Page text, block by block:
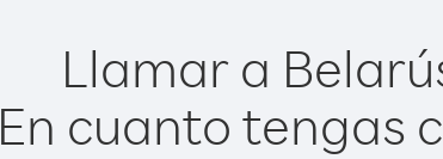
Llamar a
En cuanto tengas